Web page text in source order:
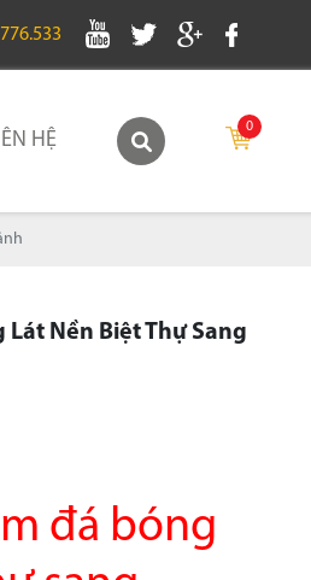
HỆ
0
Nền Biệt Thự Sang
đá bóng